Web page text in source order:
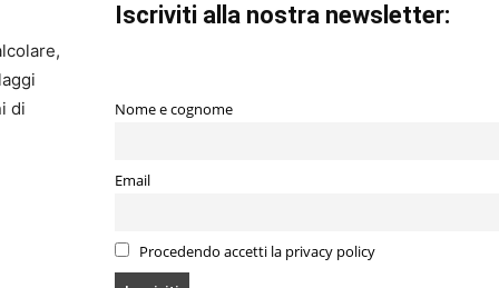
di
Iscriviti alla nostra newsletter:
Nome e cognome
Email
Procedendo accetti la privacy policy